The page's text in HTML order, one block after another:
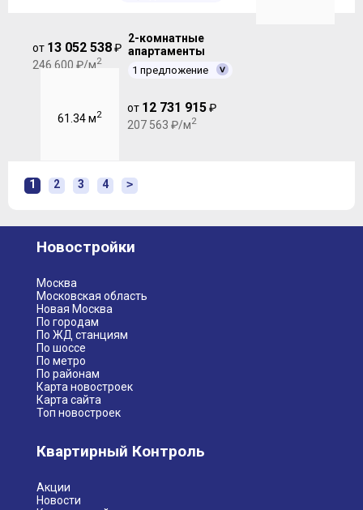
от 13 052 538₽
246 600 ₽/м2
2-комнатные
апартаменты
1 предложение
61.34 м2
от 12 731 915₽
207 563 ₽/м2
1 2 3 4 >
Новостройки
Москва
Московская область
Новая Москва
По городам
По ЖД станциям
По шоссе
По метро
По районам
Карта новостроек
Карта сайта
Топ новостроек
Квартирный Контроль
Акции
Новости